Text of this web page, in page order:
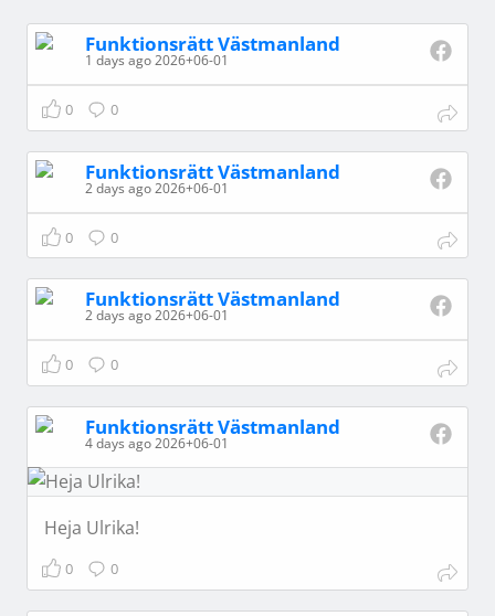
Funktionsrätt Västmanland
1 days ago 2026+06-01
0 0
Funktionsrätt Västmanland
2 days ago 2026+06-01
0 0
Funktionsrätt Västmanland
2 days ago 2026+06-01
0 0
Funktionsrätt Västmanland
4 days ago 2026+06-01
Heja Ulrika!
0 0